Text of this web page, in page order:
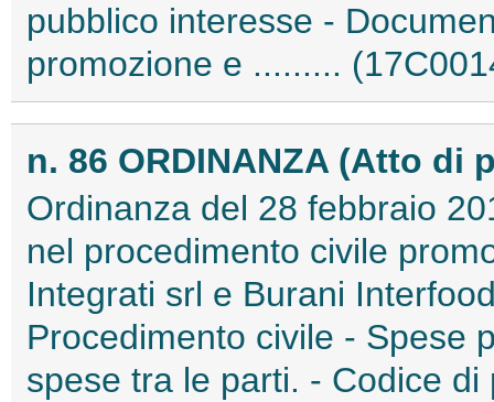
pubblico interesse -
promozione e .........
n. 86 ORDINANZA (Atto di
Ordinanza del 28 febbraio
nel procedimento civile
Integrati srl e Burani
Procedimento civile - Spese
spese tra le parti. - Codice